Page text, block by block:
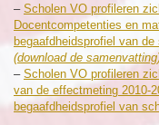
– Scholen VO profileren
Docentcompetenties en
begaafdheidsprofiel van
(download de
– Scholen VO profileren
van de effectmeting 2010-
begaafdheidsprofiel van